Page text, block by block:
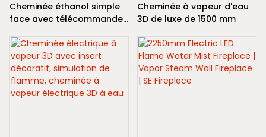
Cheminée éthanol simple
face avec télécommande
Cheminée à vapeur d'eau
3D de luxe de 1500 mm